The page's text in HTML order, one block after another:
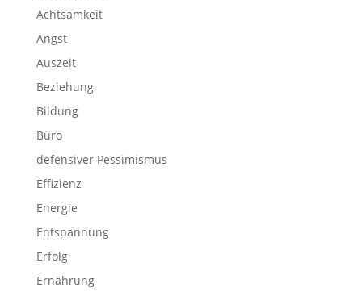
Achtsamkeit
Angst
Auszeit
Beziehung
Bildung
Büro
defensiver Pessimismus
Effizienz
Energie
Entspannung
Erfolg
Ernährung